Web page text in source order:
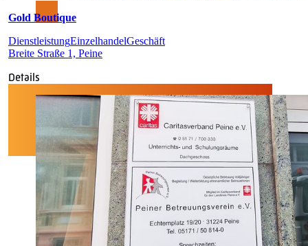
Gold Boutique
DienstleistungEinzelhandelGeschäft
Breite Straße 1, Peine
Details